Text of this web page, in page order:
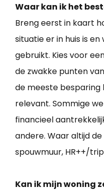
Waar kan ik het
Breng eerst in kaart
situatie er in huis is
gebruikt. Kies voor
de zwakke punten
de meeste besparing
relevant. Sommige
financieel
andere. Waar altijd
spouwmuur, HR++/
Kan ik mijn woning